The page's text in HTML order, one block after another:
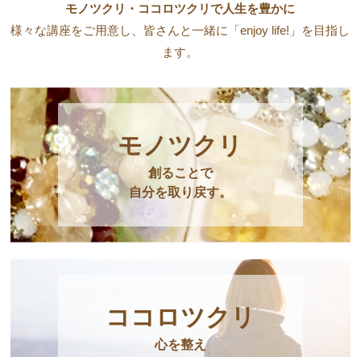
モノツクリ・ココロツクリで人生を豊かに
様々な講座をご用意し、皆さんと一緒に「enjoy life!」を目指し
ます。
モノツクリ
創ることで
自分を取り戻す。
ココロツクリ
心を整え